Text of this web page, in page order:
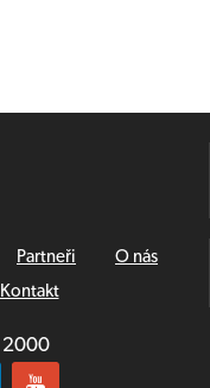
Partneři
O nás
Kontakt
2000